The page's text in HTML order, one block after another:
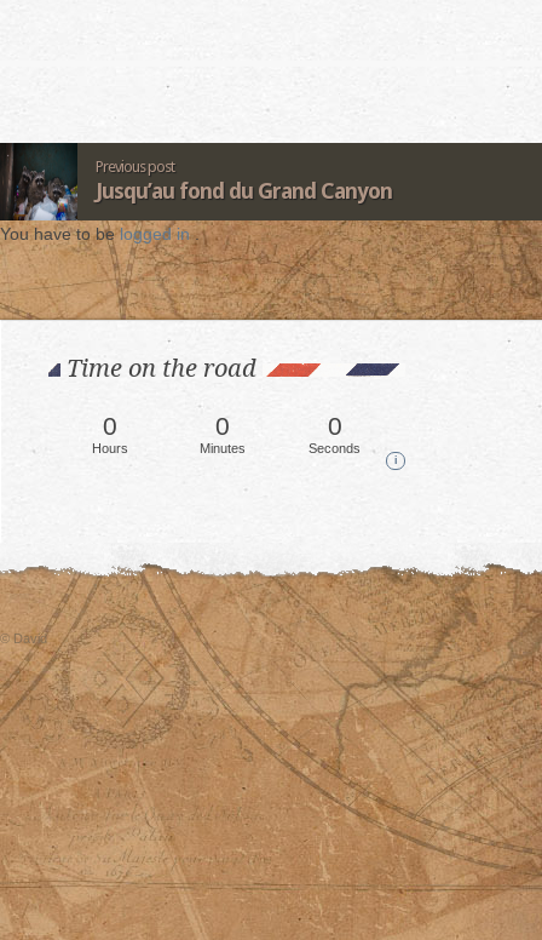
Previous post
Jusqu’au fond du Grand Canyon
You have to belogged in.
Time on the road
0
Hours
0
Minutes
0
Seconds
i
© David